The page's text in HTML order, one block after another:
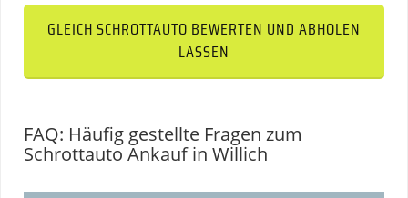
GLEICH SCHROTTAUTO BEWERTEN UND ABHOLEN
LASSEN
FAQ: Häufig gestellte Fragen zum
Schrottauto Ankauf in Willich